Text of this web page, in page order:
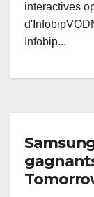
interactives
Infobip...